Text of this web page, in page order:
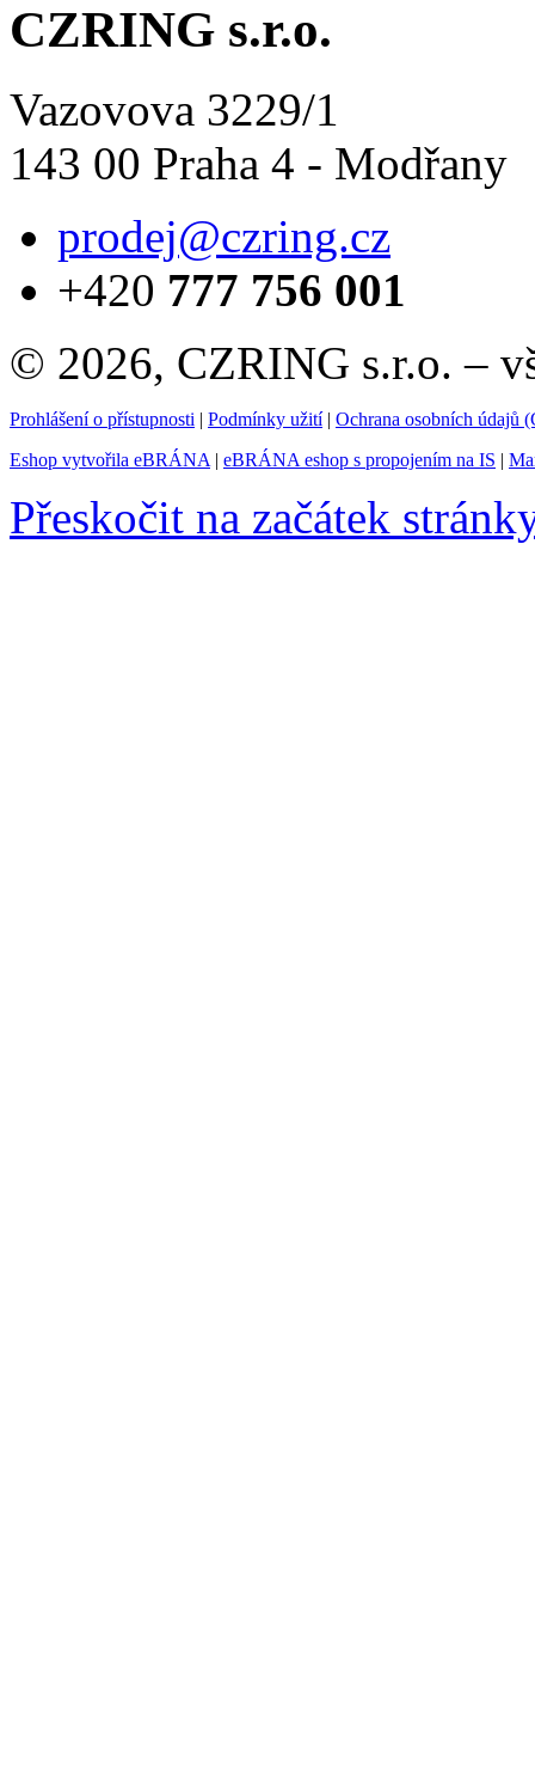
CZRING s.r.o.
Vazovova 3229/1
143 00 Praha 4 - Modřany
prodej@czring.cz
+420 777 756 001
© 2026, CZRING s.r.o. –
Prohlášení o přístupnosti | Podmínky užití| Ochrana osobních údajů
Eshop vytvořila eBRÁNA | eBRÁNA eshop s propojením na IS |
Přeskočit na začátek